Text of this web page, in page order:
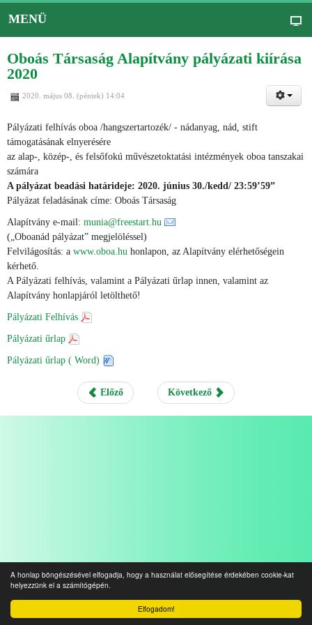
Elfogadom!
A honlap böngészésével elfogadja, hogy a használat elősegítése érdekében cookie-kat
helyezzünk el a számítógépén.
MENÜ
Oboás Társaság Alapítvány pályázati kiírása
2020
2020. május 08. (péntek) 14:04
Pályázati felhívás oboa /hangszertartozék/ - nádanyag, nád, stift
támogatásának elnyerésére
az alap-, közép-, és felsőfokú művészetoktatási intézmények oboa tanszakai
számára
A pályázat beadási határideje: 2020. június 30./kedd/ 23:59’59”
Pályázat feladásának címe: Oboás Társaság
Alapítvány e-mail: munia@freestart.hu
(„Oboanád pályázat” megjelöléssel)
Felvilágosítás: a www.oboa.hu honlapon, az Alapítvány elérhetőségein
kérhető.
A Pályázati felhívás, valamint a Pályázati űrlap innen, valamint az
Alapítvány honlapjáról letölthető!
Pályázati Felhívás
Pályázati űrlap
Pályázati űrlap ( Word)
Előző Következő